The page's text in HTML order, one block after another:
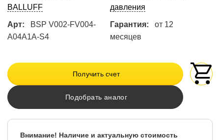
BALLUFF
давления
Арт:
BSP V002-FV004-
A04A1A-S4
Гарантия:
от 12
месяцев
Получить счет
Подобрать аналог
Внимание! Наличие и актуальную стоимость